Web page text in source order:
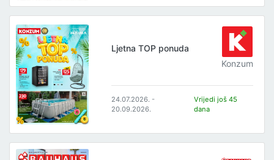
Ljetna TOP ponuda
Konzum
24.07.2026. -
20.09.2026.
Vrijedi još 45
dana